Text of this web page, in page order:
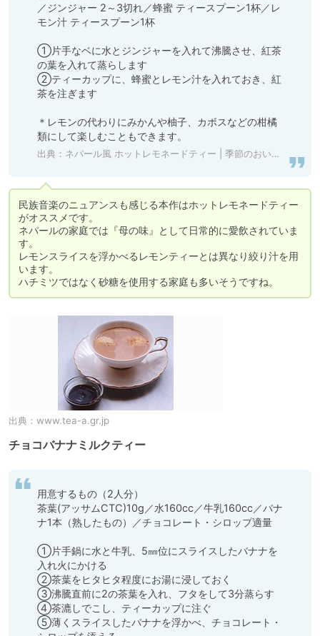
／ジンジャー 2～3切れ／蜂蜜 ティースプーン1杯／レ
モン汁 ティースプーン1杯
①片手なベに水とジンジャーを入れて沸騰させ、紅茶
の葉を入れて蒸らします
②ティーカップに、蜂蜜とレモン汁を入れておき、紅
茶を注ぎます
＊レモンの代わりにみかんや柚子、カボスなどの柑橘
類にして楽しむこともできます。
出典： ネパール風 ホットレモネードティー | 季節のおいしいレシピ | 日本紅茶協会
民族音楽のニュアンスも感じる本作はホットレモネードティー
がオススメです。
ネパールの家庭では『母の味』として日常的に愛飲されていま
す。
レモンスライスを浮かべるレモンティーとは異なり絞り汁を用
います。
ハチミツではなく砂糖を使用する家庭も多いそうですね。
出典： www.tea-a.gr.jp
チョコバナナミルクティー
用意するもの（2人分）
茶葉(アッサムCTC)10g／水160cc／牛乳160cc／バナ
ナ1本（熟したもの）／チョコレート・シロップ適量
①片手鍋に水と牛乳、5㎜位にスライスしたバナナを
入れ火にかける
②茶葉をヒタヒタ程度にお湯に浸しておく
③沸騰直前に2の茶葉を入れ、フタをして3分蒸らす
④茶漉しでこし、ティーカップに注ぐ
⑤薄くスライスしたバナナを浮かべ、チョコレート・